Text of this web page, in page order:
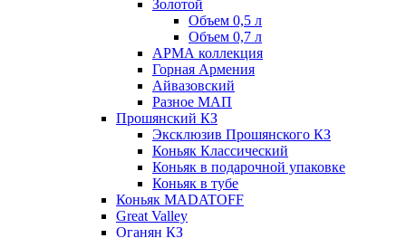
Золотой
Объем 0,5 л
Объем 0,7 л
АРМА коллекция
Горная Армения
Айвазовский
Разное МАП
Прошянский КЗ
Эксклюзив Прошянского КЗ
Коньяк Классический
Коньяк в подарочной упаковке
Коньяк в тубе
Коньяк MADATOFF
Great Valley
Оганян КЗ